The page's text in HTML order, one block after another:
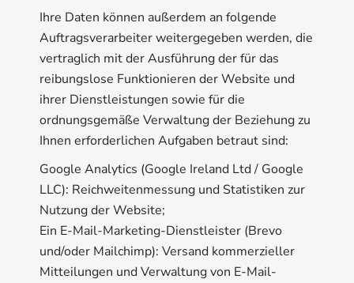
Ihre Daten können außerdem an folgende
Auftragsverarbeiter weitergegeben werden, die
vertraglich mit der Ausführung der für das
reibungslose Funktionieren der Website und
ihrer Dienstleistungen sowie für die
ordnungsgemäße Verwaltung der Beziehung zu
Ihnen erforderlichen Aufgaben betraut sind:
Google Analytics (Google Ireland Ltd / Google
LLC): Reichweitenmessung und Statistiken zur
Nutzung der Website;
Ein E-Mail-Marketing-Dienstleister (Brevo
und/oder Mailchimp): Versand kommerzieller
Mitteilungen und Verwaltung von E-Mail-